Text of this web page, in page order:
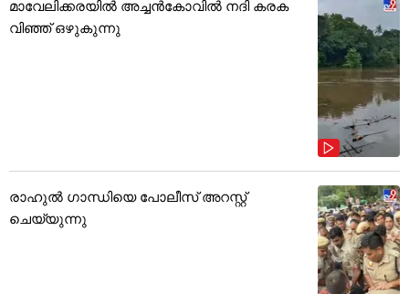
മാവേലിക്കരയിൽ അച്ചൻകോവിൽ നദി കരക
വിഞ്ഞ് ഒഴുകുന്നു
രാഹുൽ ഗാന്ധിയെ പോലീസ് അറസ്റ്റ്
ചെയ്യുന്നു